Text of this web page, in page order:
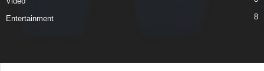
Entertainment 8